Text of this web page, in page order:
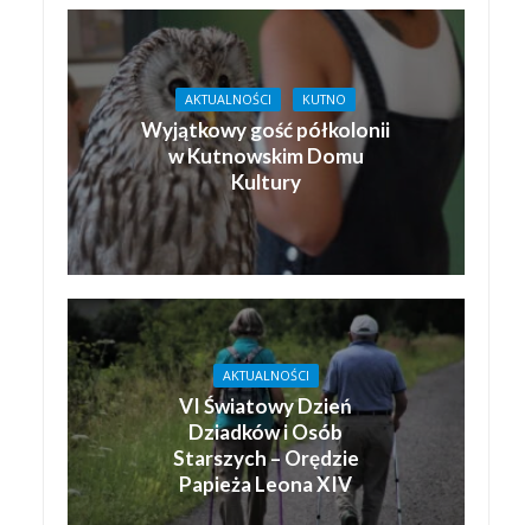
AKTUALNOŚCI KUTNO
Wyjątkowy gość półkolonii
w Kutnowskim Domu
Kultury
AKTUALNOŚCI
VI Światowy Dzień
Dziadków i Osób
Starszych – Orędzie
Papieża Leona XIV